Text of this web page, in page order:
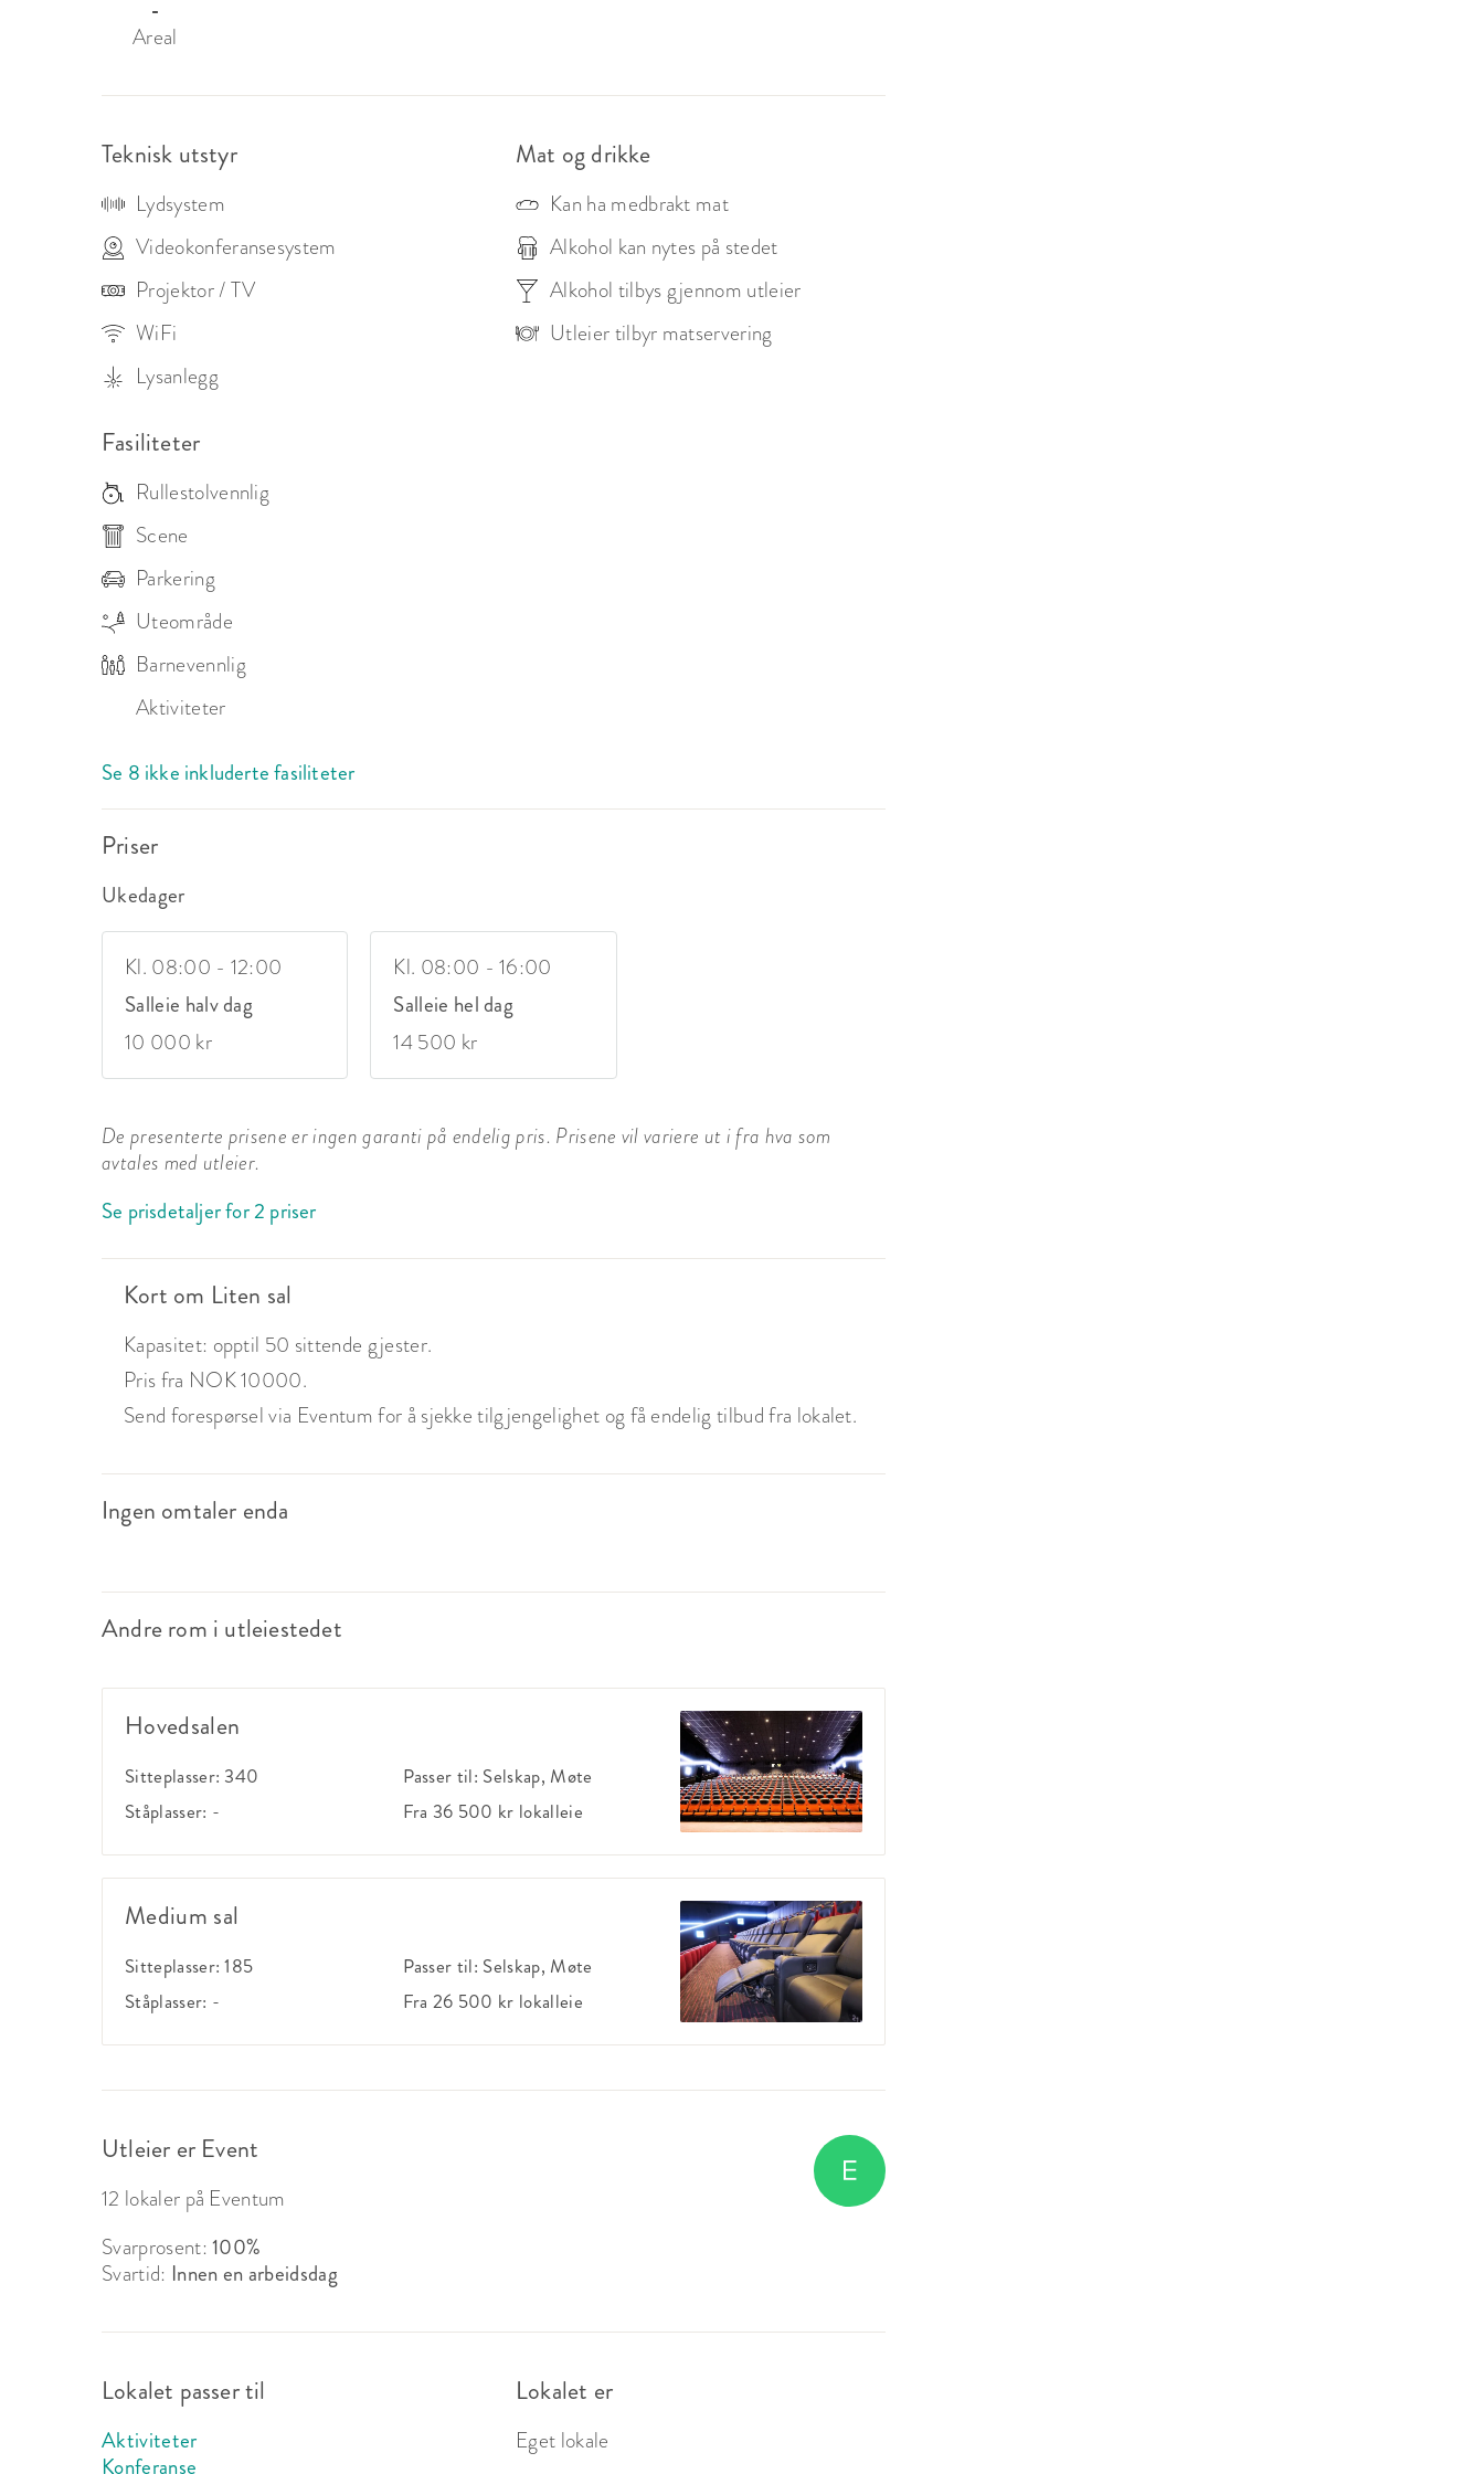
deres logo.
-
Areal
Teknisk utstyr
Lydsystem
Videokonferansesystem
Projektor / TV
WiFi
Lysanlegg
Mat og drikke
Kan ha medbrakt mat
Alkohol kan nytes på stedet
Alkohol tilbys gjennom utleier
Utleier tilbyr matservering
Fasiliteter
Rullestolvennlig
Scene
Parkering
Uteområde
Barnevennlig
Aktiviteter
Se 8 ikke inkluderte fasiliteter
Priser
Ukedager
Kl. 08:00 - 12:00
Salleie halv dag
10 000 kr
Kl. 08:00 - 16:00
Salleie hel dag
14 500 kr
De presenterte prisene er ingen garanti på endelig pris. Prisene vil variere ut i fra hva som
avtales med utleier.
Se prisdetaljer for 2 priser
Kort om Liten sal
Kapasitet: opptil 50 sittende gjester.
Pris fra NOK 10000.
Send forespørsel via Eventum for å sjekke tilgjengelighet og få endelig tilbud fra lokalet.
Ingen omtaler enda
Andre rom i utleiestedet
Hovedsalen
Sitteplasser: 340
Ståplasser: -
Passer til: Selskap, Møte
Fra 36 500 kr lokalleie
Medium sal
Sitteplasser:185
Ståplasser: -
Passer til: Selskap, Møte
Fra 26 500 kr lokalleie
Utleier er Event
12 lokaler på Eventum
Svarprosent:100%
Svartid: Innen en arbeidsdag
Lokalet passer til
Aktiviteter
Konferanse
Lokalet er
Eget lokale